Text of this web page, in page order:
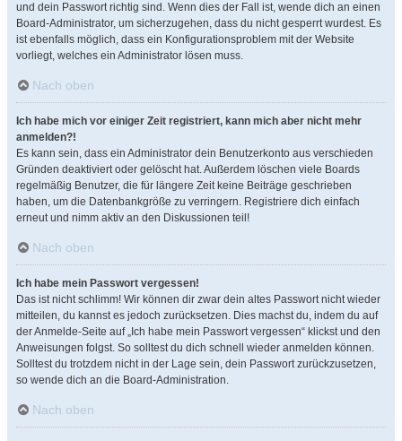
und dein Passwort richtig sind. Wenn dies der Fall ist, wende dich an einen
Board-Administrator, um sicherzugehen, dass du nicht gesperrt wurdest. Es
ist ebenfalls möglich, dass ein Konfigurationsproblem mit der Website
vorliegt, welches ein Administrator lösen muss.
Nach oben
Ich habe mich vor einiger Zeit registriert, kann mich aber nicht mehr
anmelden?!
Es kann sein, dass ein Administrator dein Benutzerkonto aus verschieden
Gründen deaktiviert oder gelöscht hat. Außerdem löschen viele Boards
regelmäßig Benutzer, die für längere Zeit keine Beiträge geschrieben
haben, um die Datenbankgröße zu verringern. Registriere dich einfach
erneut und nimm aktiv an den Diskussionen teil!
Nach oben
Ich habe mein Passwort vergessen!
Das ist nicht schlimm! Wir können dir zwar dein altes Passwort nicht wieder
mitteilen, du kannst es jedoch zurücksetzen. Dies machst du, indem du auf
der Anmelde-Seite auf „Ich habe mein Passwort vergessen“ klickst und den
Anweisungen folgst. So solltest du dich schnell wieder anmelden können.
Solltest du trotzdem nicht in der Lage sein, dein Passwort zurückzusetzen,
so wende dich an die Board-Administration.
Nach oben